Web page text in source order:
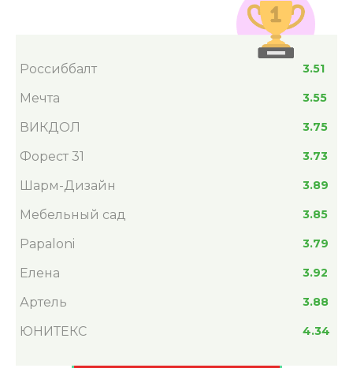
Россиббалт 3.51
Мечта 3.55
ВИКДОЛ 3.75
Форест 31 3.73
Шарм-Дизайн 3.89
Мебельный сад 3.85
Papaloni 3.79
Елена 3.92
Артель 3.88
ЮНИТЕКС 4.34